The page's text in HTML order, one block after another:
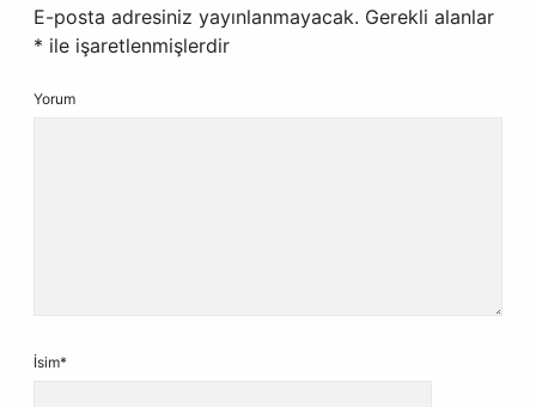
E-posta adresiniz yayınlanmayacak. Gerekli alanlar
* ile işaretlenmişlerdir
Yorum
İsim*